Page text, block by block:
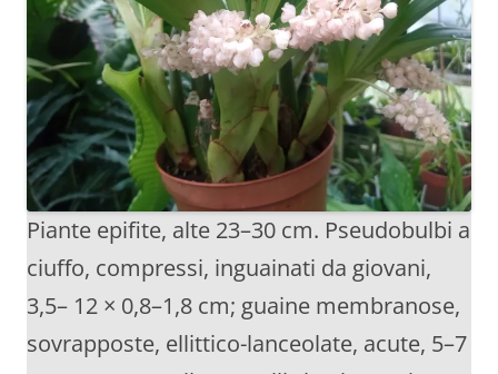
Piante epifite, alte 23–30 cm. Pseudobulbi a
ciuffo, compressi, inguainati da giovani,
3,5– 12 × 0,8–1,8 cm; guaine membranose,
sovrapposte, ellittico-lanceolate, acute, 5–7